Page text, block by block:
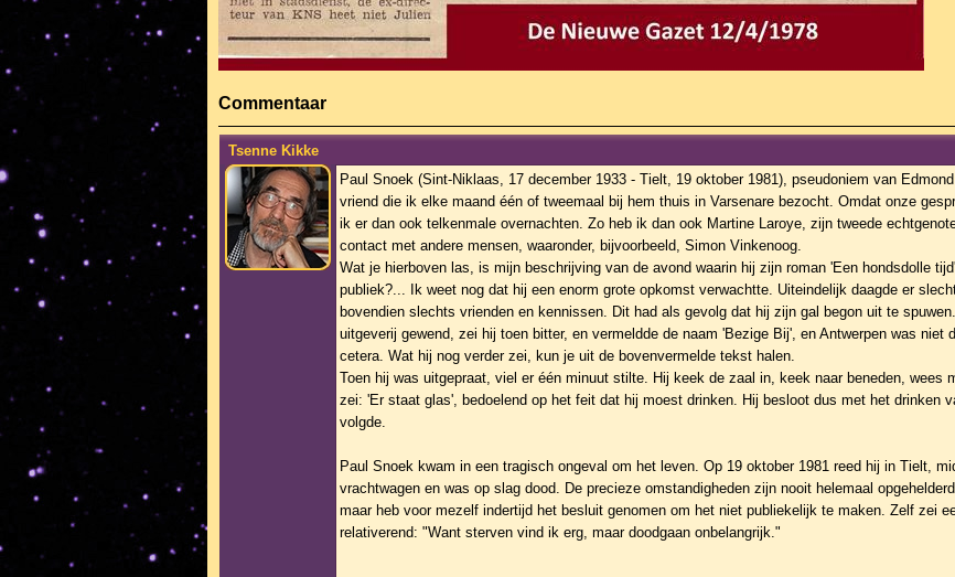
Commentaar
Tsenne Kikke
Paul Snoek (Sint-Niklaas, 17 december 1933 - Tielt, 19 oktober 1981), pseudoniem van
vriend die ik elke maand één of tweemaal bij hem thuis in Varsenare bezocht. Omdat onze
ik er dan ook telkenmale overnachten. Zo heb ik dan ook Martine Laroye, zijn tweede
contact met andere mensen, waaronder, bijvoorbeeld, Simon Vinkenoog.
Wat je hierboven las, is mijn beschrijving van de avond waarin hij zijn roman 'Een hondsdolle
publiek?... Ik weet nog dat hij een enorm grote opkomst verwachtte. Uiteindelijk daagde er
bovendien slechts vrienden en kennissen. Dit had als gevolg dat hij zijn gal begon uit te
uitgeverij gewend, zei hij toen bitter, en vermeldde de naam 'Bezige Bij', en Antwerpen was
cetera. Wat hij nog verder zei, kun je uit de bovenvermelde tekst halen.
Toen hij was uitgepraat, viel er één minuut stilte. Hij keek de zaal in, keek naar beneden, wees
zei: 'Er staat glas', bedoelend op het feit dat hij moest drinken. Hij besloot dus met het drinken
volgde.
Paul Snoek kwam in een tragisch ongeval om het leven. Op 19 oktober 1981 reed hij in Tielt,
vrachtwagen en was op slag dood. De precieze omstandigheden zijn nooit helemaal
maar heb voor mezelf indertijd het besluit genomen om het niet publiekelijk te maken. Zelf zei
relativerend: "Want sterven vind ik erg, maar doodgaan onbelangrijk."